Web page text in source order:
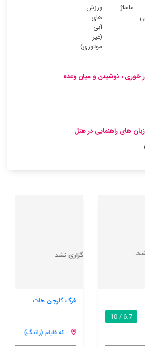
ماساژ
ورزش
های
آبی
(غیر
موتوری)
خوری ، نوشیدن و میان وعده
زبان های راهنمایی در هتل